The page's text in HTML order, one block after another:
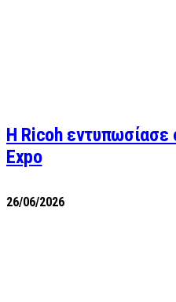
Η Ricoh εντυπωσίασε
Expo
26/06/2026